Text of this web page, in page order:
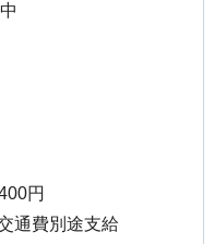
円
通費別途支給